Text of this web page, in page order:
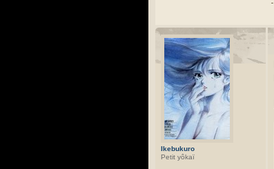
Ikebukuro
Petit yôkaï